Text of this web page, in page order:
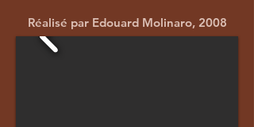
Réalisé par Edouard Molinaro, 2008